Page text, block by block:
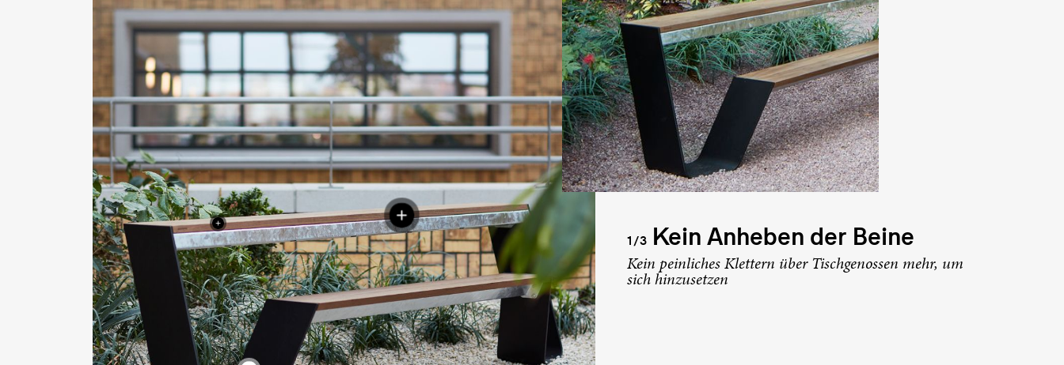
1/3 Kein Anheben der Beine
Kein peinliches Klettern über Tischgenossen mehr, um
sich hinzusetzen